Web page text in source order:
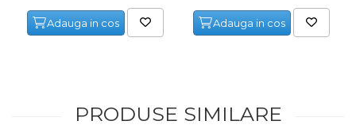
Adaptoare Pentru Biti
Indoit Tevi
Adauga in cos Adauga in cos
PRODUSE SIMILARE